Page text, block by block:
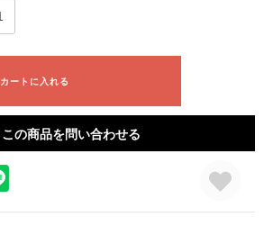
カートに入れる
この商品を問い合わせる